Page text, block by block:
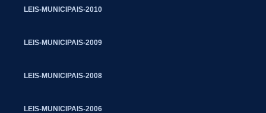
LEIS-MUNICIPAIS-2010
LEIS-MUNICIPAIS-2009
LEIS-MUNICIPAIS-2008
LEIS-MUNICIPAIS-2006